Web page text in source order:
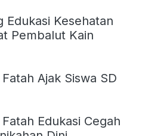
Edukasi Kesehatan
Pembalut Kain
Ajak Siswa SD
Edukasi Cegah